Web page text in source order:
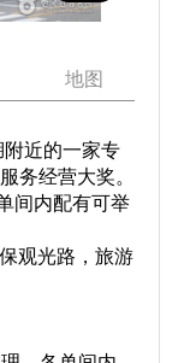
地图
近的一家专
务经营大奖。
间内配有可举
观光路，旅游